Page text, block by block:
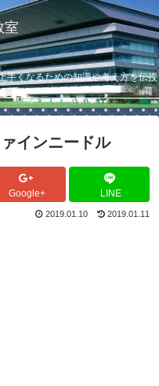
室
手くなるための知識や考え方を伝授
室。
インニードル
Google+ LINE
2019.01.10 2019.01.11